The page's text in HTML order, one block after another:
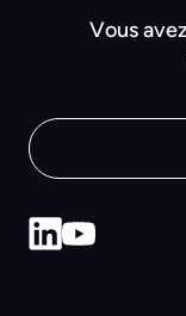
Vous